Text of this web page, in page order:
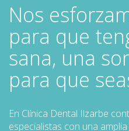
Nos
para que
sana, una
para que
En Clínica Dental Ilzarbe
especialistas con una